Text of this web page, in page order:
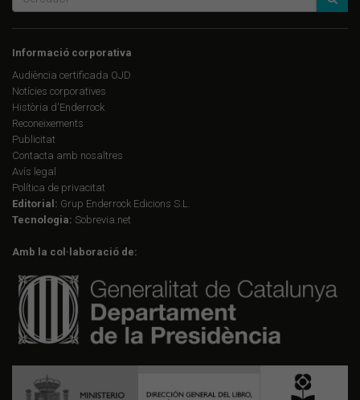
Informació corporativa
Audiència certificada OJD
Notícies corporatives
Història d'Enderrock
Reconeixements
Publicitat
Contacta amb nosaltres
Avís legal
Política de privacitat
Editorial: Grup Enderrock Edicions S.L.
Tecnologia: Sobrevia.net
Amb la col·laboració de: